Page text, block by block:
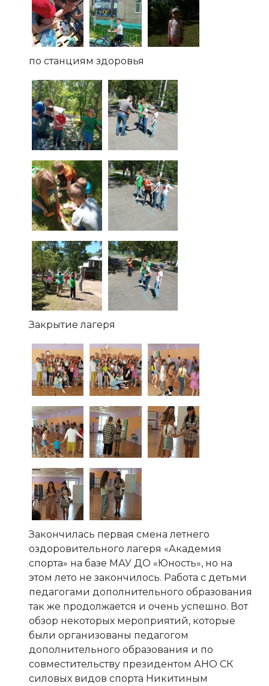
по станциям здоровья
Закрытие лагеря
Закончилась первая смена летнего
оздоровительного лагеря «Академия
спорта» на базе МАУ ДО «Юность», но на
этом лето не закончилось. Работа с детьми
педагогами дополнительного образования
так же продолжается и очень успешно. Вот
обзор некоторых мероприятий, которые
были организованы педагогом
дополнительного образования и по
совместительству президентом АНО СК
силовых видов спорта Никитиным